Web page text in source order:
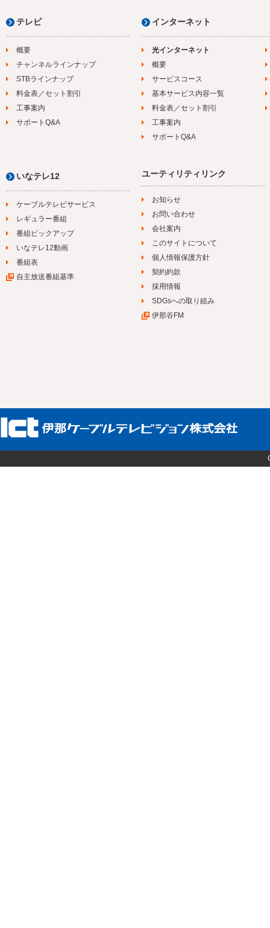
テレビ
概要
チャンネルラインナップ
STBラインナップ
料金表／セット割引
工事案内
サポートQ&A
インターネット
光インターネット
概要
サービスコース
基本サービス内容一覧
料金表／セット割引
工事案内
サポートQ&A
いなテレ12
ケーブルテレビサービス
レギュラー番組
番組ピックアップ
いなテレ12動画
番組表
自主放送番組基準
ユーティリティリンク
お知らせ
お問い合わせ
会社案内
このサイトについて
個人情報保護方針
契約約款
採用情報
SDGsへの取り組み
伊那谷FM